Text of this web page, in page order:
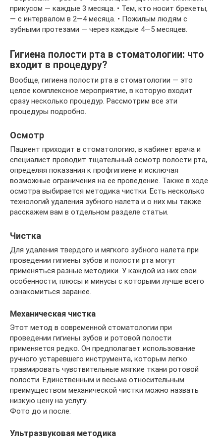
прикусом — каждые 3 месяца. • Тем, кто носит брекеты,
— с интервалом в 2—4 месяца. • Пожилым людям с
зубными протезами — через каждые 4—5 месяцев.
Гигиена полости рта в стоматологии: что
входит в процедуру?
Вообще, гигиена полости рта в стоматологии — это
целое комплексное мероприятие, в которую входит
сразу несколько процедур. Рассмотрим все эти
процедуры подробно.
Осмотр
Пациент приходит в стоматологию, в кабинет врача и
специалист проводит тщательный осмотр полости рта,
определяя показания к профгигиене и исключая
возможные ограничения на ее проведение. Также в ходе
осмотра выбирается методика чистки. Есть несколько
технологий удаления зубного налета и о них мы также
расскажем вам в отдельном разделе статьи.
Чистка
Для удаления твердого и мягкого зубного налета при
проведении гигиены зубов и полости рта могут
применяться разные методики. У каждой из них свои
особенности, плюсы и минусы с которыми лучше всего
ознакомиться заранее.
Механическая чистка
Этот метод в современной стоматологии при
проведении гигиены зубов и ротовой полости
применяется редко. Он предполагает использование
ручного устаревшего инструмента, которым легко
травмировать чувствительные мягкие ткани ротовой
полости. Единственным и весьма относительным
преимуществом механической чистки можно назвать
низкую цену на услугу.
Фото до и после:
Ультразвуковая методика